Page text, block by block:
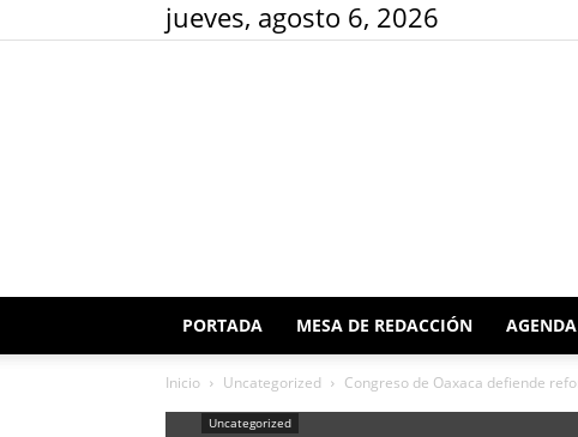
jueves, agosto 6, 2026
PORTADA MESA DE REDACCIÓN
Inicio Uncategorized Congreso de Oaxaca defiende
Uncategorized